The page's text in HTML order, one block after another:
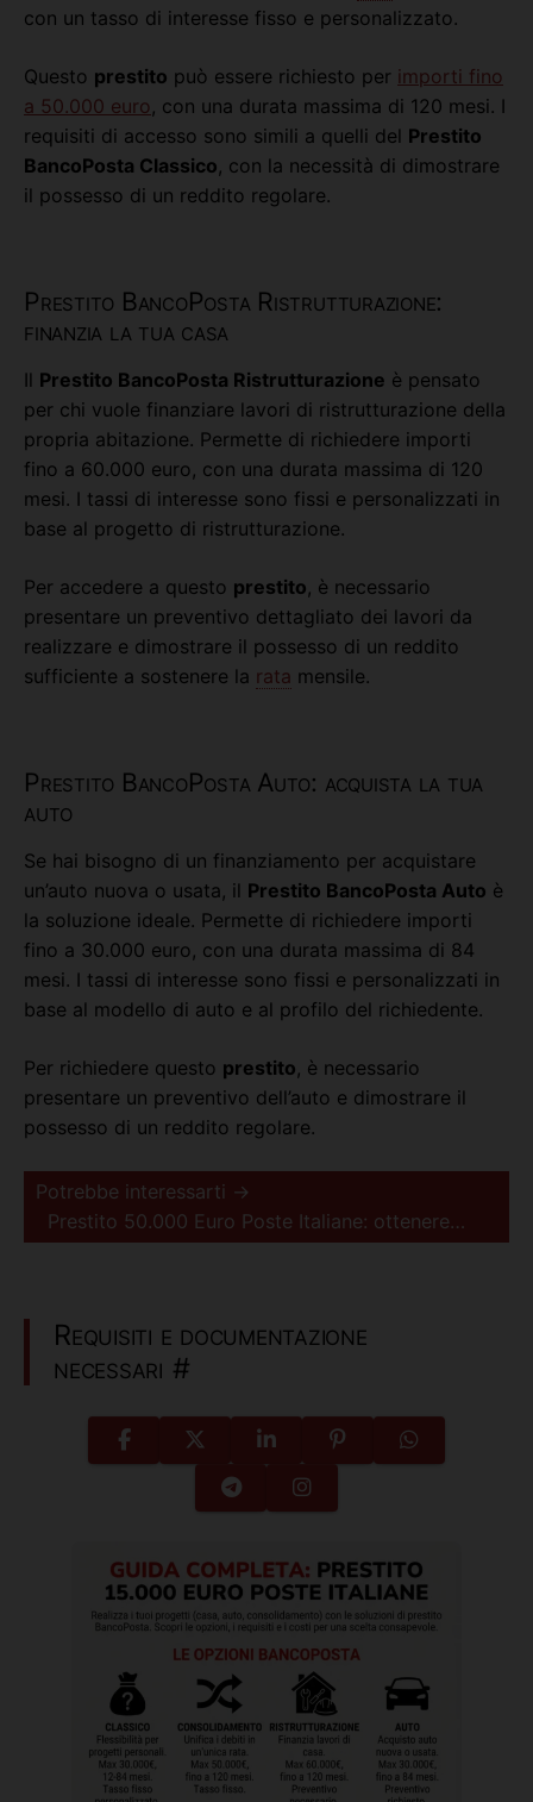
con un tasso di interesse fisso e personalizzato.
Questo prestito può essere richiesto per importi fino
a 50.000 euro, con una durata massima di 120 mesi. I
requisiti di accesso sono simili a quelli del Prestito
BancoPosta Classico, con la necessità di dimostrare
il possesso di un reddito regolare.
Prestito BancoPosta Ristrutturazione:
finanzia la tua casa
Il Prestito BancoPosta Ristrutturazione è pensato
per chi vuole finanziare lavori di ristrutturazione della
propria abitazione. Permette di richiedere importi
fino a 60.000 euro, con una durata massima di 120
mesi. I tassi di interesse sono fissi e personalizzati in
base al progetto di ristrutturazione.
Per accedere a questo prestito, è necessario
presentare un preventivo dettagliato dei lavori da
realizzare e dimostrare il possesso di un reddito
sufficiente a sostenere la rata mensile.
Prestito BancoPosta Auto: acquista la tua
auto
Se hai bisogno di un finanziamento per acquistare
un’auto nuova o usata, il Prestito BancoPosta Auto è
la soluzione ideale. Permette di richiedere importi
fino a 30.000 euro, con una durata massima di 84
mesi. I tassi di interesse sono fissi e personalizzati in
base al modello di auto e al profilo del richiedente.
Per richiedere questo prestito, è necessario
presentare un preventivo dell’auto e dimostrare il
possesso di un reddito regolare.
Potrebbe interessarti →
Prestito 50.000 Euro Poste Italiane: ottenere…
Requisiti e documentazione
necessari #